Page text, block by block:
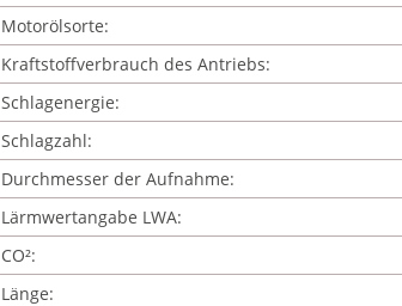
Motorölsorte:
Kraftstoffverbrauch des Antriebs:
Schlagenergie:
Schlagzahl:
Durchmesser der Aufnahme:
Lärmwertangabe LWA:
CO²:
Länge: